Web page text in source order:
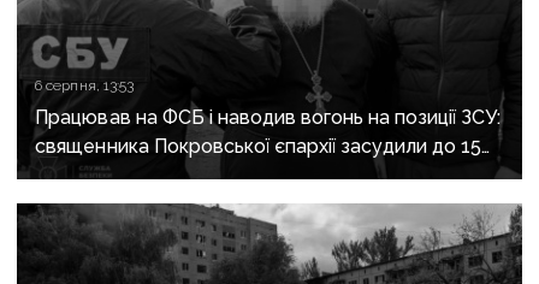
6 серпня, 13:53
Працював на ФСБ і наводив вогонь на позиції ЗСУ:
священника Покровської єпархії засудили до 15
років